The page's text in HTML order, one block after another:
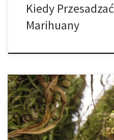
Kiedy
Marihuany
Allelopatia to naturalnie
związki biochemiczne
bezpośredni wpływ na wzrost
Działanie tych związków może